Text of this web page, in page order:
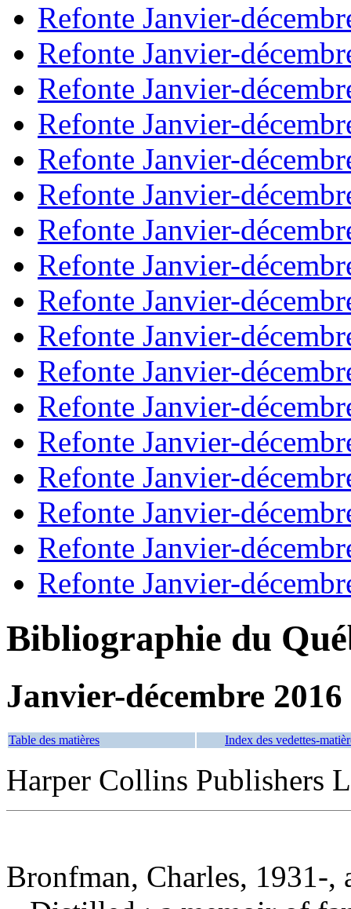
Refonte Janvier-
Refonte Janvier-
Refonte Janvier-
Refonte Janvier-
Refonte Janvier-
Refonte Janvier-
Refonte Janvier-
Refonte Janvier-
Refonte Janvier-
Refonte Janvier-
Refonte Janvier-
Refonte Janvier-
Refonte Janvier-
Refonte Janvier-
Refonte Janvier-
Refonte Janvier-
Refonte Janvier-
Bibliographie du
Janvier-décembre 2016
Table des matières Index des vedettes-
Harper Collins Publishers
Bronfman, Charles, 1931-,